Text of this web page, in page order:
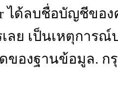
ได้ลบชื่อบัญชีขอ
ลย เป็นเหตุการ
ของฐานข้อมูล.